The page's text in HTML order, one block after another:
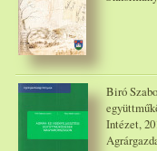
Biró
Intézet,